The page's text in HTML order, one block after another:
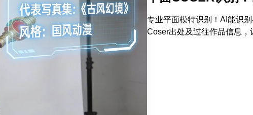
专业平面模特识别！AI能识
Coser出处及过往作品信息，